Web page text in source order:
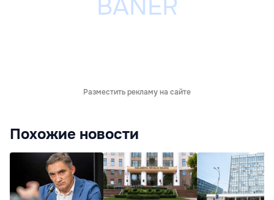
Разместить рекламу на сайте
Похожие новости